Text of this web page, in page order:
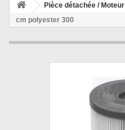
Pièce détachée / Moteur
cm polyester 300